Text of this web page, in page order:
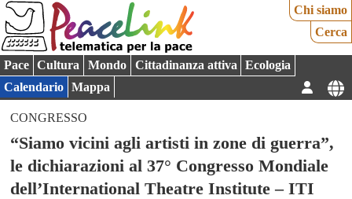
Chi siamo
Cerca
Pace Cultura Mondo Cittadinanza attiva
Ecologia
Calendario
Mappa
CONGRESSO
“Siamo vicini agli artisti in zone di guerra”,
le dichiarazioni al 37° Congresso Mondiale
dell’International Theatre Institute – ITI